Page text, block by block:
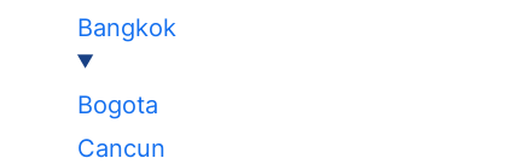
Bangkok
Bogota
Cancun